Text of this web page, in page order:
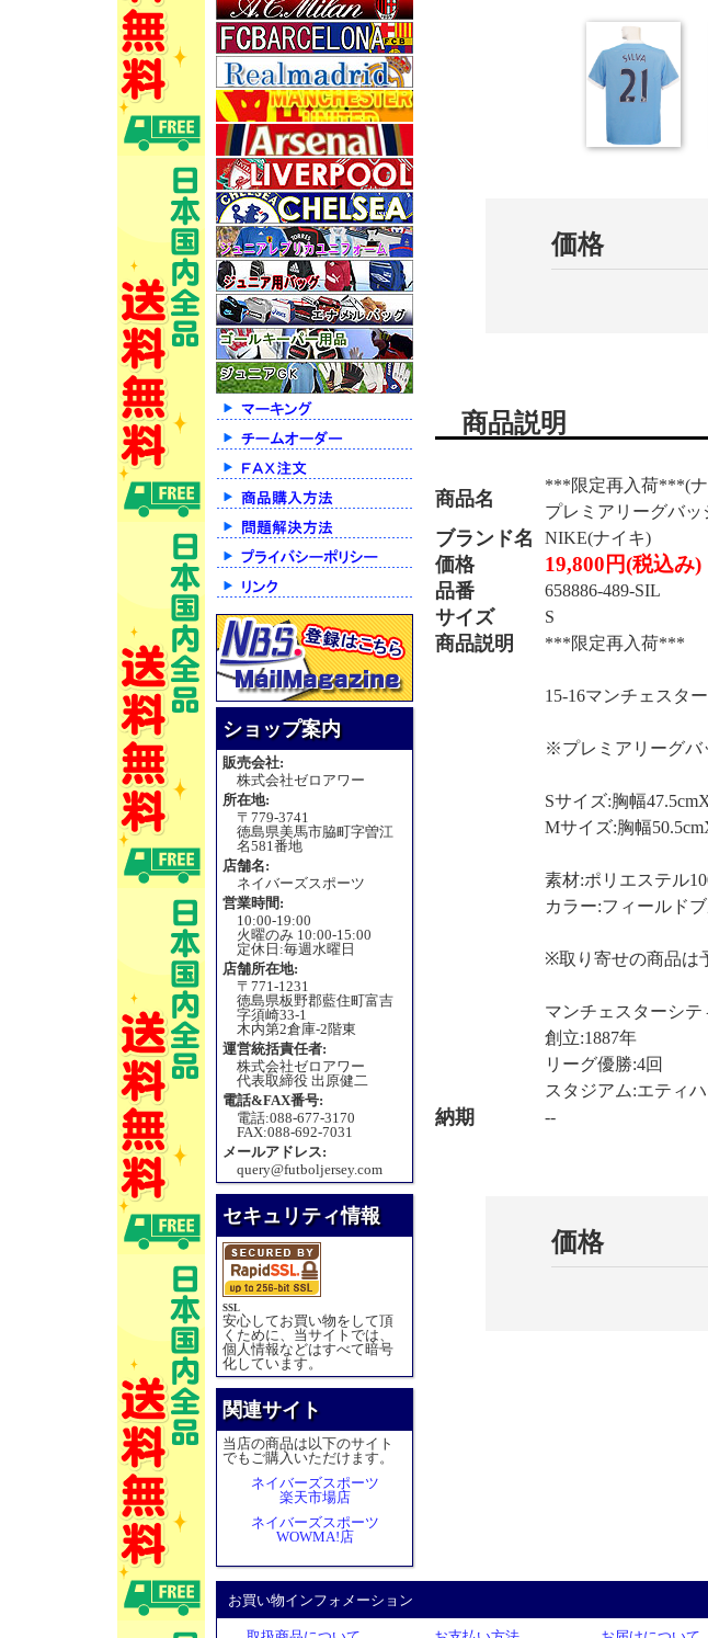
ショップ案内
販売会社:
株式会社ゼロアワー
所在地:
〒779-3741
徳島県美馬市脇町字曽江
名581番地
店舗名:
ネイバーズスポーツ
営業時間:
10:00-19:00
火曜のみ 10:00-15:00
定休日:毎週水曜日
店舗所在地:
〒771-1231
徳島県板野郡藍住町富吉
字須崎33-1
木内第2倉庫-2階東
運営統括責任者:
株式会社ゼロアワー
代表取締役 出原健二
電話&FAX番号:
電話:088-677-3170
FAX:088-692-7031
メールアドレス:
query@futboljersey.com
セキュリティ情報
SSL
安心してお買い物をして頂
くために、当サイトでは、
個人情報などはすべて暗号
化しています。
関連サイト
当店の商品は以下のサイト
でもご購入いただけます。
ネイバーズスポーツ
楽天市場店
ネイバーズスポーツ
WOWMA!店
価格
商品説明
商品名
***限定再入荷***(ナ
プレミアリーグバッ
ブランド名 NIKE(ナイキ)
価格 19,800円(税込み)
品番 658886-489-SIL
サイズ S
商品説明 ***限定再入荷***
15-16マンチェスタ
※プレミアリーグバ
Sサイズ:胸幅
Mサイズ:胸幅
素材:ポリエステル
カラー:フィールド
※取り寄せの商品は
マンチェスターシテ
創立:1887年
リーグ優勝:4回
スタジアム:エティ
納期 --
価格
お買い物インフォメーション